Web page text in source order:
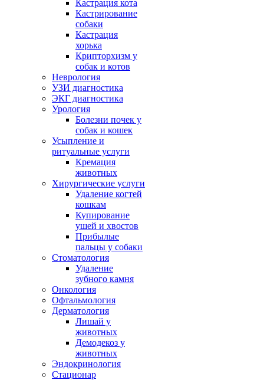
Кастрация кота
Кастрирование
собаки
Кастрация
хорька
Крипторхизм у
собак и котов
Неврология
УЗИ диагностика
ЭКГ диагностика
Урология
Болезни почек у
собак и кошек
Усыпление и
ритуальные услуги
Кремация
животных
Хирургические услуги
Удаление когтей
кошкам
Купирование
ушей и хвостов
Прибылые
пальцы у собаки
Стоматология
Удаление
зубного камня
Онкология
Офтальмология
Дерматология
Лишай у
животных
Демодекоз у
животных
Эндокринология
Стационар